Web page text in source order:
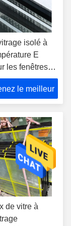
isolé à
E
les fenêtres
le meilleur
de vitre à